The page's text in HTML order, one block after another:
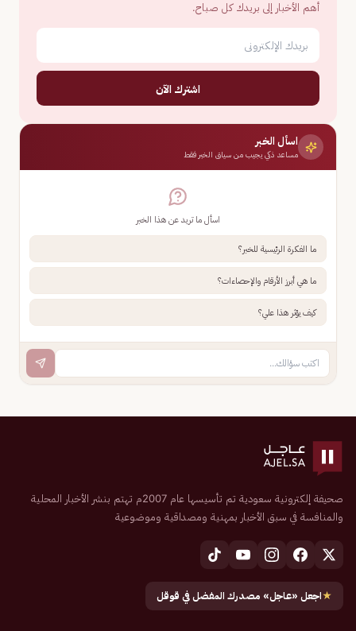
أهم الأخبار إلى بريدك كل صباح.
اشترك الآن
اسأل الخبر
مساعد ذكي يجيب من سياق الخبر فقط
اسأل ما تريد عن هذا الخبر
ما الفكرة الرئيسية للخبر؟
ما هي أبرز الأرقام والإحصاءات؟
كيف يؤثر هذا علي؟
صحيفة إلكترونية سعودية تم تأسيسها عام 2007م تهتم بنشر الأخبار المحلية
والمنافسة في سبق الأخبار بمهنية ومصداقية وموضوعية
★اجعل «عاجل» مصدرك المفضل في قوقل